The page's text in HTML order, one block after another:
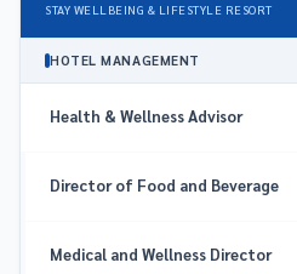
STAY WELLBEING & LIFESTYLE RESORT
HOTEL MANAGEMENT
Health & Wellness Advisor
Director of Food and Beverage
Medical and Wellness Director